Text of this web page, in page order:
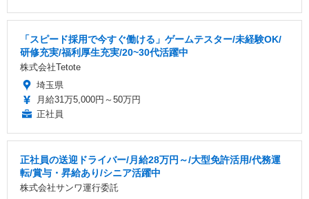
「スピード採用で今すぐ働ける」ゲームテスター/未経験OK/
研修充実/福利厚生充実/20~30代活躍中
株式会社Tetote
埼玉県
月給31万5,000円～50万円
正社員
正社員の送迎ドライバー/月給28万円～/大型免許活用/代務運
転/賞与・昇給あり/シニア活躍中
株式会社サンワ運行委託